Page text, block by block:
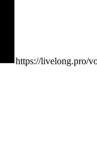
https://livelong.pro/